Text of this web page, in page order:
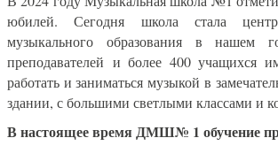
юбилей. Сегодня школа стала
музыкального образования в нашем
преподавателей и более 400 учащихся
работать и заниматься музыкой в
здании, с большими светлыми классами и
В настоящее время ДМШ№ 1 обучение